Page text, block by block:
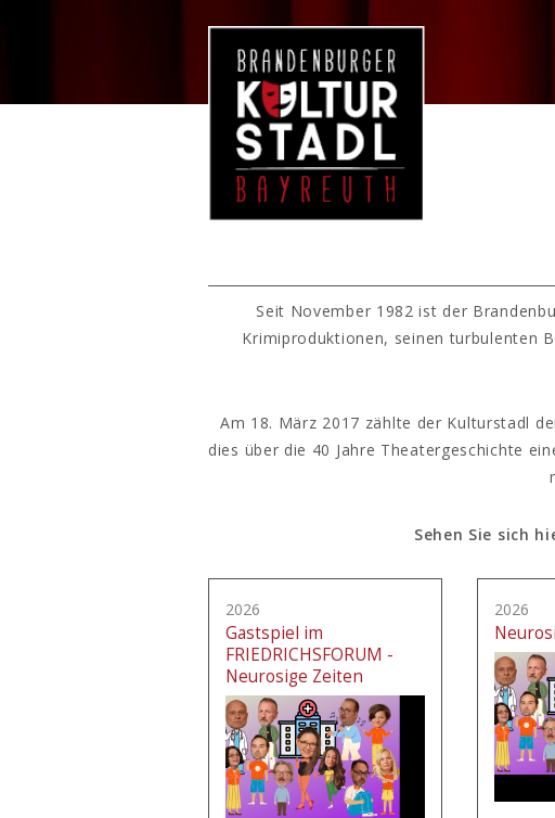
Seit November 1982 ist der
Krimiproduktionen, seinen turbulenten
Am 18. März 2017 zählte der Kulturstadl
dies über die 40 Jahre Theatergeschichte
Sehen Sie sich
2026
Gastspiel im
FRIEDRICHSFORUM -
Neurosige Zeiten
2026